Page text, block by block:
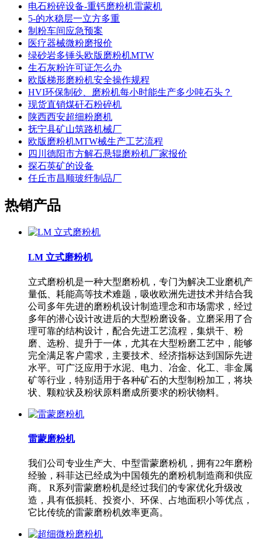
电石粉碎设备-重钙磨粉机雷蒙机
5-的水稳层一立方多重
制粉车间应急预案
医疗器械微粉磨报价
绿砂岩多锤头欧版磨粉机MTW
生石灰粉许可证怎么办
欧版梯形磨粉机安全操作规程
HVI环保制砂、磨粉机每小时能生产多少吨石头？
现货直销煤矸石粉碎机
陕西西安超细粉磨机
抚宁县矿山筑路机械厂
欧版磨粉机MTW械生产工艺流程
四川德阳市方解石悬辊磨粉机厂家报价
探石英矿的设备
任丘市昌顺玻纤制品厂
热销产品
LM 立式磨粉机
立式磨粉机是一种大型磨粉机，专门为解决工业磨机产
量低、耗能高等技术难题，吸收欧洲先进技术并结合我
公司多年先进的磨粉机设计制造理念和市场需求，经过
多年的潜心设计改进后的大型粉磨设备。立磨采用了合
理可靠的结构设计，配合先进工艺流程，集烘干、粉
磨、选粉、提升于一体，尤其在大型粉磨工艺中，能够
完全满足客户需求，主要技术、经济指标达到国际先进
水平。可广泛应用于水泥、电力、冶金、化工、非金属
矿等行业，特别适用于各种矿石的大型制粉加工，将块
状、颗粒状及粉状原料磨成所要求的粉状物料。
雷蒙磨粉机
我们公司专业生产大、中型雷蒙磨粉机，拥有22年磨粉
经验，科菲达已经成为中国领先的磨粉机制造商和供应
商。 R系列雷蒙磨粉机是经过我们的专家优化升级改
造，具有低损耗、投资小、环保、占地面积小等优点，
它比传统的雷蒙磨粉机效率更高。